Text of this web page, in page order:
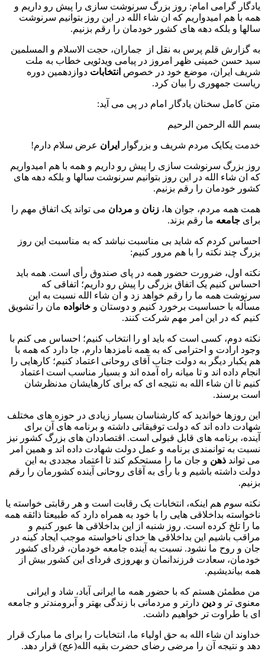
یادگار گرامی امام: روز بزرگ سرنوشت سازی را پیش رو داریم و
همه با هم امیدواریم که ان شاء الله در این روز بتوانیم سرنوشت
سالها و بلکه دهه های کشور خودمان را رقم بزنیم.
به گزارش قلم پرس به نقل از جماران، حجت الاسلام و المسلمین
سید حسن خمینی ظهر امروز در پیامی ویدئویی خطاب به ملت
شریف ایران، موضع خود در خصوص انتخابات دوازدهمین دوره
ریاست جمهوری را بیان کرد.
متن کامل سخنان یادگار امام در پی می آید:
بسم الله الرحمن الرحیم
خدمت یکایک مردم شریف و بزرگوار ایران عرض سلام دارم!
روز بزرگ سرنوشت سازی را پیش رو داریم و همه با هم امیدواریم
که ان شاء الله در این روز بتوانیم سرنوشت سالها و بلکه دهه های
کشور خودمان را رقم بزنیم.
همت همه مردم، جوان ها، زنان و مردان می تواند یک اتفاق مهم را
برای جامعه ما رقم بزند.
احساس کردم که شاید بی مناسبت نباشد که به مناسبت این روز
بزرگ چند نکته را با هم مرور کنیم:
نکته اول، ضرورت حضور همه در پای صندوق رأی است. همه باید
احساس کنیم یک اتفاق بزرگی را پیش رو داریم؛ اتفاقی که
سرنوشت همه ما را رقم خواهد زد و ان شاء الله نسبت به این
مسأله با حساسیت برخورد کنیم و دوستان و خانواده مان را تشویق
کنیم که در این امر مهم شرکت کنند.
نکته دوم، کسی است که باید او را انتخاب کنیم؛ احساس می کنم با
وجود ارادت و احترامی که به همه نامزدها دارم، جا دارد که همه با
هم یکبار دیگر به دولت جناب آقای روحانی اعتماد کنیم؛ کارهایی را
انجام داده اند و تا میانه راه آمده اند و بسیار مناسب است اعتماد
کنیم تا ان شاء الله به نتیجه ای که برای کارهایشان مدنظرشان
است برسند.
این روزها خواندید که کارشناسان بسیار زیادی در حوزه های مختلف
شهادت داده اند که دولت توفیقاتی داشته و برنامه های آن برای
آینده، برنامه های قابل قبولی است. اقتصاددان های بزرگ کشور نیز
نسبت به توانمندی برنامه و عمل دولت شهادت داده اند و همین امر
می تواند ذهن و جان ما را مستحکم کند تا اعتماد مجددی به این
دولت داشته باشیم و با رأی به آقای روحانی آینده کشورمان را رقم
بزنیم.
نکته سوم هم اینکه، انتخابات یک رقابت است و هر رقابتی خواسته یا
ناخواسته بداخلاقی هایی را با خود به همراه دارد که طبیعتا ذائقه همه
ما را تلخ کرده است. روز شنبه از این بداخلاقی ها عبور کنیم و
مراقب باشیم این بداخلاقی ها خدای ناخواسته موجب ایجاد کینه در
جان و روح ما نشود. نسبت به آینده جامعه خودمان، فردای کشور
خودمان، سعادت فرزندانمان و بهروزی فردای این کشور بیش از
همه بیاندیشیم.
من مطمئن هستم که با حضور همه ما ایرانی آباد، شاد و ایرانی
معنوی تر و دین دارتر و مردمانی با زندگی بهتر و آبرومندتر و جامعه
ای با طراوت تر خواهیم داشت.
خداوند ان شاء الله به حق اولیاء ما، انتخابات را برای ما مبارک قرار
دهد و نتیجه آن را مرضی رضای حضرت بقیه الله(عج) قرار دهد.